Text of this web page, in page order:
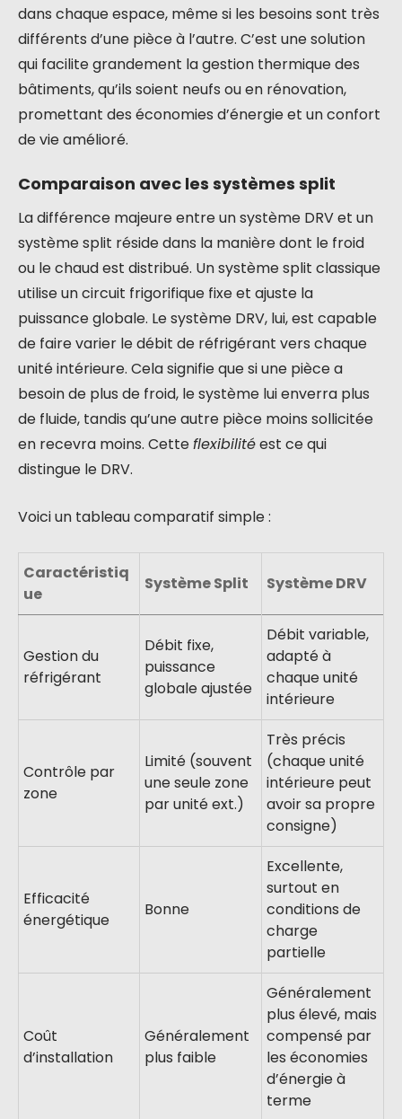
dans chaque espace, même si les besoins sont très
différents d’une pièce à l’autre. C’est une solution
qui facilite grandement la gestion thermique des
bâtiments, qu’ils soient neufs ou en rénovation,
promettant des économies d’énergie et un confort
de vie amélioré.
Comparaison avec les systèmes split
La différence majeure entre un système DRV et un
système split réside dans la manière dont le froid
ou le chaud est distribué. Un système split classique
utilise un circuit frigorifique fixe et ajuste la
puissance globale. Le système DRV, lui, est capable
de faire varier le débit de réfrigérant vers chaque
unité intérieure. Cela signifie que si une pièce a
besoin de plus de froid, le système lui enverra plus
de fluide, tandis qu’une autre pièce moins sollicitée
en recevra moins. Cetteflexibilitéest ce qui
distingue le DRV.
Voici un tableau comparatif simple :
Caractéristiq
ue
Système Split Système DRV
Gestion du
réfrigérant
Débit fixe,
puissance
globale ajustée
Débit variable,
adapté à
chaque unité
intérieure
Contrôle par
zone
Limité (souvent
une seule zone
par unité ext.)
Très précis
(chaque unité
intérieure peut
avoir sa propre
consigne)
Efficacité
énergétique
Bonne
Excellente,
surtout en
conditions de
charge
partielle
Coût
d’installation
Généralement
plus faible
Généralement
plus élevé, mais
compensé par
les économies
d’énergie à
terme